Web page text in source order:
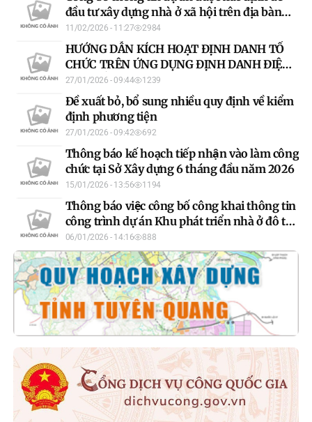
đầu tư xây dựng nhà ở xã hội trên địa bàn
tỉnh Tuyên Quang
11/02/2026 - 11:27 2984
HƯỚNG DẪN KÍCH HOẠT ĐỊNH DANH TỔ
CHỨC TRÊN ỨNG DỤNG ĐỊNH DANH ĐIỆN
TỬ QUỐC GIA VNeID
27/01/2026 - 09:44 1239
Đề xuất bỏ, bổ sung nhiều quy định về kiểm
định phương tiện
27/01/2026 - 09:42 692
Thông báo kế hoạch tiếp nhận vào làm công
chức tại Sở Xây dựng 6 tháng đầu năm 2026
15/01/2026 - 13:56 1194
Thông báo việc công bố công khai thông tin
công trình dự án Khu phát triển nhà ở đô thị
Tuyên Quang
06/01/2026 - 14:16 888